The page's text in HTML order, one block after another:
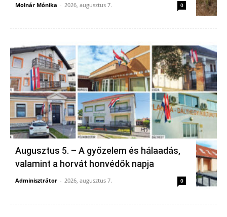
Molnár Mónika - 2026, augusztus 7. 0
Augusztus 5. – A győzelem és hálaadás,
valamint a horvát honvédők napja
Adminisztrátor - 2026, augusztus 7. 0